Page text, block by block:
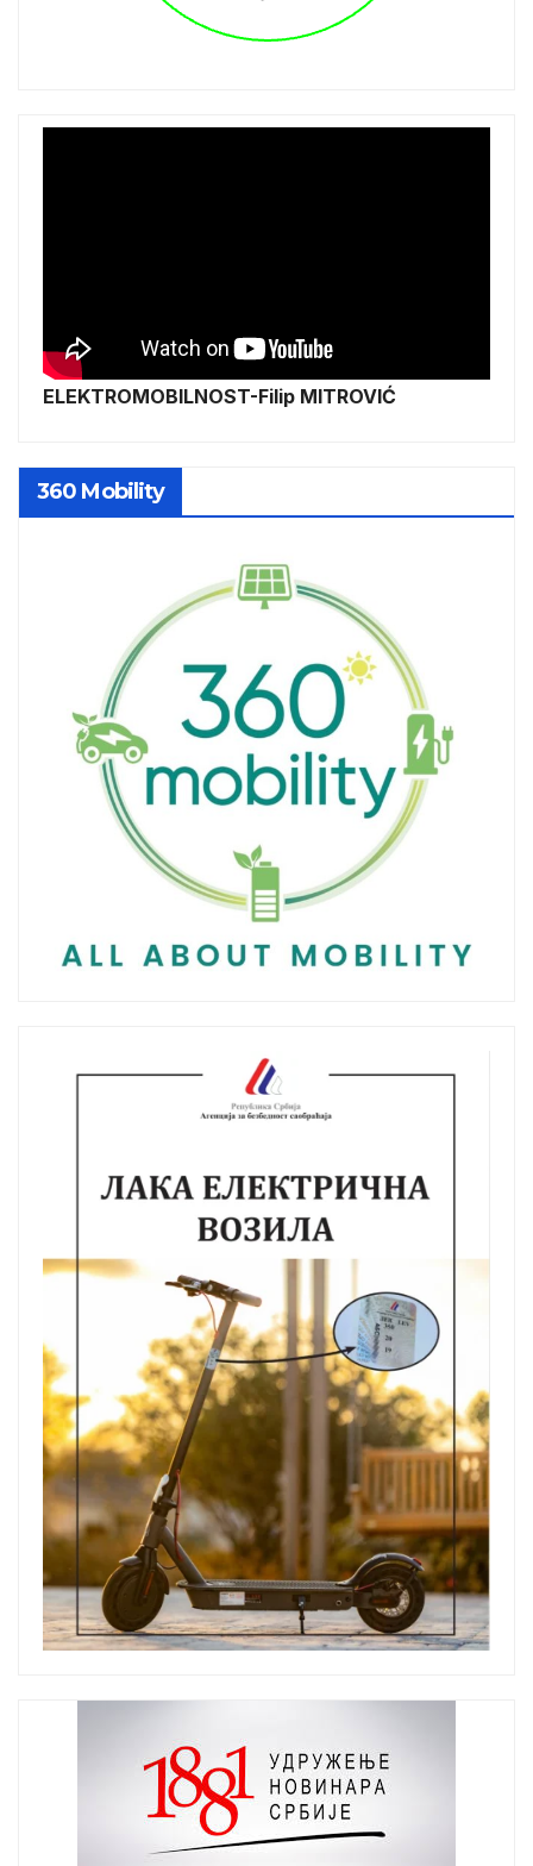
ELEKTROMOBILNOST-Filip MITROVIĆ
360 Mobility